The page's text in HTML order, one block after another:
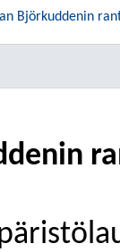
Björkuddenin